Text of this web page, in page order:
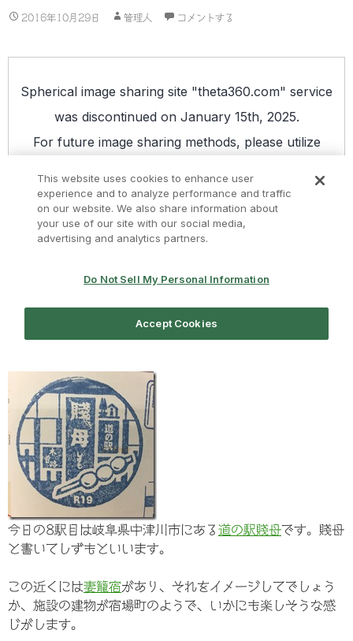
2016年10月29日 管理人 コメントする
今日の8駅目は岐阜県中津川市にある 道の駅賤母です。賤母
と書いてしずもといいます。
この近くには妻籠宿があり、それをイメージしてでしょう
か、施設の建物が宿場町のようで、いかにも楽しそうな感
じがします。